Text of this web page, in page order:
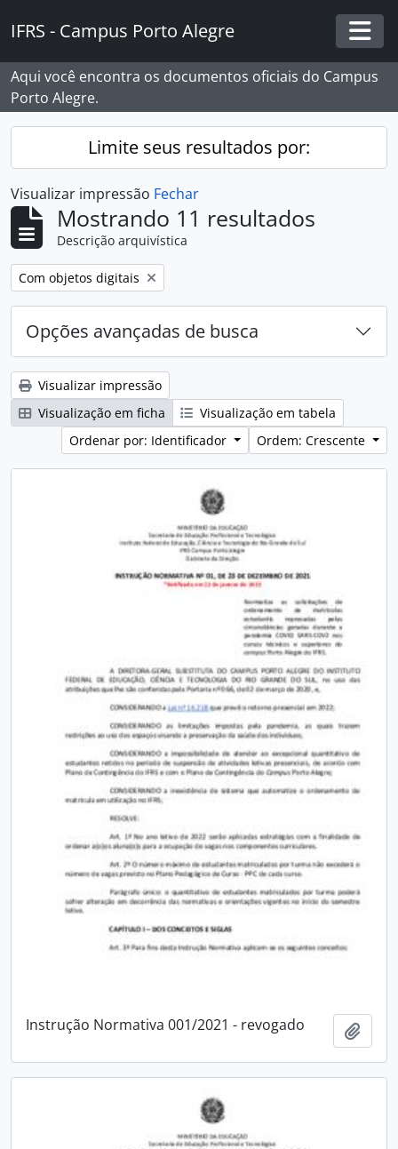
IFRS - Campus Porto Alegre
Aqui você encontra os documentos oficiais do Campus
Porto Alegre.
Limite seus resultados por:
Visualizar impressão Fechar
Mostrando 11 resultados
Descrição arquivística
Remover filtro:
Com objetos digitais
Opções avançadas de busca
Visualizar impressão
Visualização em ficha
Visualização em tabela
Ordenar por: Identificador
Ordem: Crescente
Instrução Normativa 001/2021 - revogado